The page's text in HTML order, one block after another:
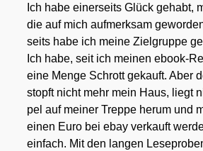
Ich habe einer­seits Glück gehabt,
die auf mich auf­merk­sam
seits habe ich mei­ne Ziel­grup­pe
Ich habe, seit ich mei­nen ebook-
eine Men­ge Schrott gekauft. Aber
stopft nicht mehr mein Haus, liegt
pel auf mei­ner Trep­pe her­um und
einen Euro bei ebay ver­kauft
ein­fach. Mit den lan­gen